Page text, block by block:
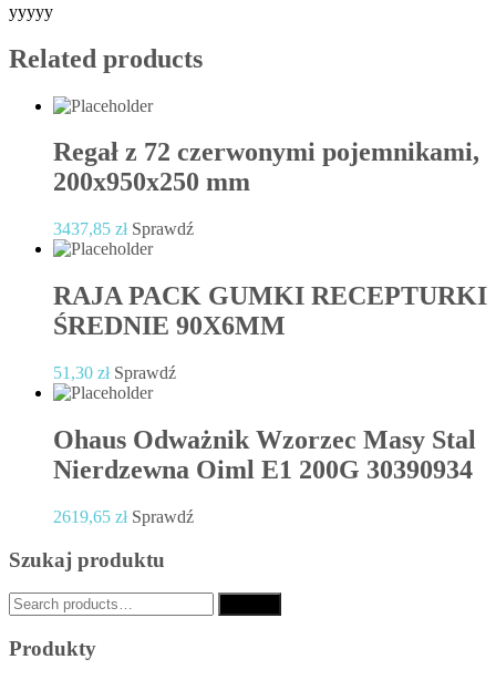
yyyyy
Related products
Regał z 72 czerwonymi pojemnikami,
200x950x250 mm
3437,85 zł Sprawdź
RAJA PACK GUMKI RECEPTURKI
ŚREDNIE 90X6MM
51,30 zł Sprawdź
Ohaus Odważnik Wzorzec Masy Stal
Nierdzewna Oiml E1 200G 30390934
2619,65 zł Sprawdź
Szukaj produktu
Search
for:
Produkty